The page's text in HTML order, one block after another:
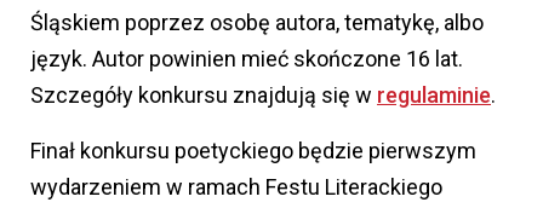
Śląskiem poprzez osobę autora, tematykę, albo
język. Autor powinien mieć skończone 16 lat.
Szczegóły konkursu znajdują się w regulaminie.
Finał konkursu poetyckiego będzie pierwszym
wydarzeniem w ramach Festu Literackiego